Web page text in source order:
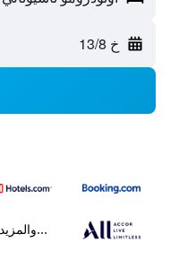
خ 13/8
...والمزيد